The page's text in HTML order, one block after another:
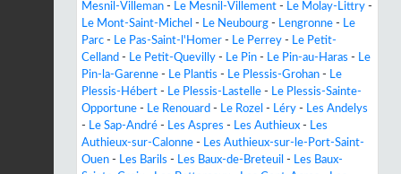
Mesnil-Villeman - Le Mesnil-Villement - Le Molay-Littry -
Le Mont-Saint-Michel - Le Neubourg - Lengronne - Le
Parc - Le Pas-Saint-l'Homer - Le Perrey - Le Petit-
Celland - Le Petit-Quevilly - Le Pin - Le Pin-au-Haras - Le
Pin-la-Garenne - Le Plantis - Le Plessis-Grohan - Le
Plessis-Hébert - Le Plessis-Lastelle - Le Plessis-Sainte-
Opportune - Le Renouard - Le Rozel - Léry - Les Andelys
- Le Sap-André - Les Aspres - Les Authieux - Les
Authieux-sur-Calonne - Les Authieux-sur-le-Port-Saint-
Ouen - Les Barils - Les Baux-de-Breteuil - Les Baux-